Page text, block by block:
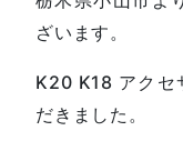
ざいます。
K20 K18 アクセ
だきました。